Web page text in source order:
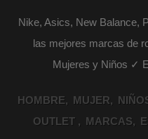
Nike, Asics, New Balance,
las mejores marcas de
Mujeres y Niños ✓
HOMBRE MUJER
OUTLET
MARCAS